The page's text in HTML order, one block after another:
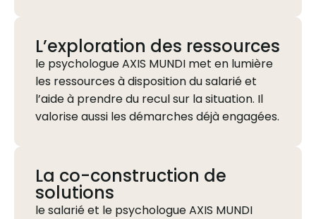
L’exploration des ressources
le psychologue AXIS MUNDI met en lumière
les ressources à disposition du salarié et
l’aide à prendre du recul sur la situation. Il
valorise aussi les démarches déjà engagées.
La co-construction de
solutions
le salarié et le psychologue AXIS MUNDI